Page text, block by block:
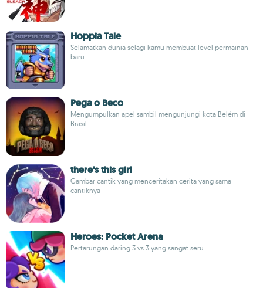
Hoppia Tale
Selamatkan dunia selagi kamu membuat level permainan
baru
Pega o Beco
Mengumpulkan apel sambil mengunjungi kota Belém di
Brasil
there's this girl
Gambar cantik yang menceritakan cerita yang sama
cantiknya
Heroes: Pocket Arena
Pertarungan daring 3 vs 3 yang sangat seru